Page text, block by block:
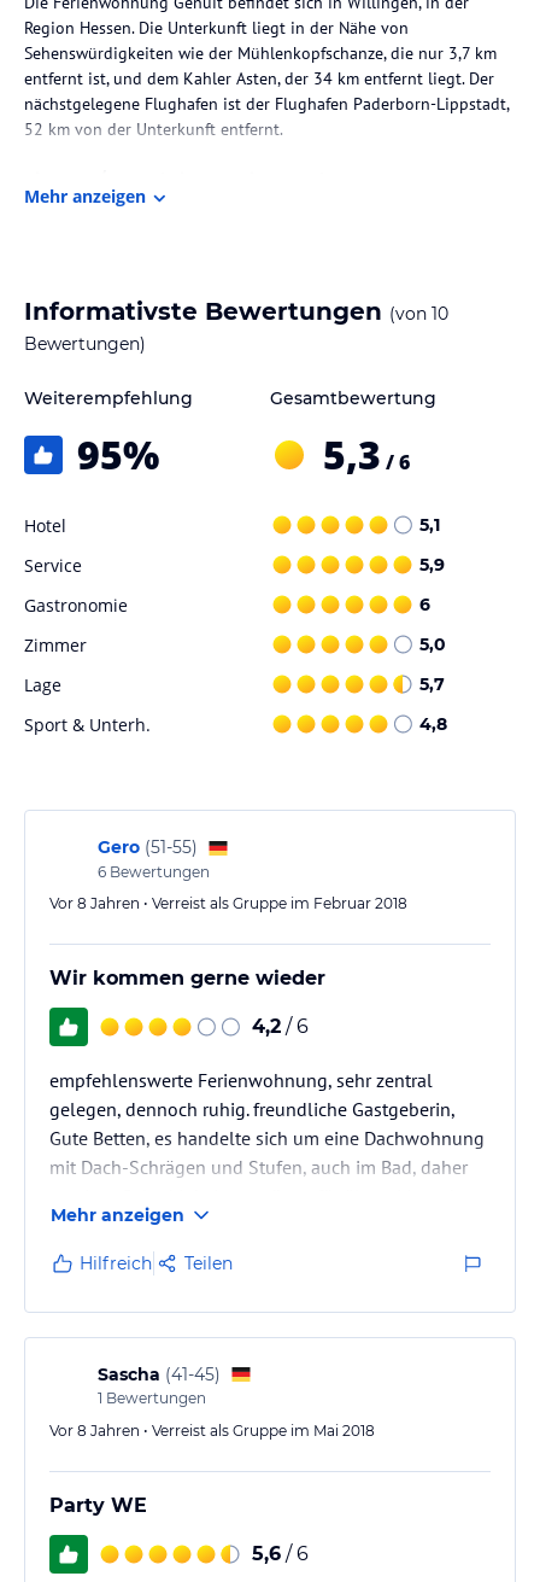
Region Hessen. Die Unterkunft liegt in der Nähe von
Sehenswürdigkeiten wie der Mühlenkopfschanze, die nur 3,7 km
entfernt ist, und dem Kahler Asten, der 34 km entfernt liegt. Der
nächstgelegene Flughafen ist der Flughafen Paderborn-Lippstadt,
52 km von der Unterkunft entfernt.
oder den Garten.
Die Ferienwohnungen sind mit einer Küche ausgestattet, die
Hinweis:
Verfasst von HolidayCheck mit Hilfe von KI. Alle
verbindlichen
des jeweiligen Veranstalters.
Mehr anzeigen
Informativste Bewertungen (von 10
Bewertungen)
Weiterempfehlung
95%
Gesamtbewertung
5,3 / 6
Hotel 5,1
Service 5,9
Gastronomie 6
Zimmer 5,0
Lage 5,7
Sport & Unterh. 4,8
Gero (51-55)
6 Bewertungen
Vor 8 Jahren • Verreist als Gruppe im Februar 2018
Wir kommen gerne wieder
4,2 / 6
empfehlenswerte Ferienwohnung, sehr zentral
gelegen, dennoch ruhig. freundliche Gastgeberin,
Gute Betten, es handelte sich um eine Dachwohnung
mit Dach-Schrägen und Stufen, auch im Bad, daher
eher ungeeignet
Mehr anzeigen
Hilfreich Teilen
Sascha (41-45)
1 Bewertungen
Vor 8 Jahren • Verreist als Gruppe im Mai 2018
Party WE
5,6 / 6